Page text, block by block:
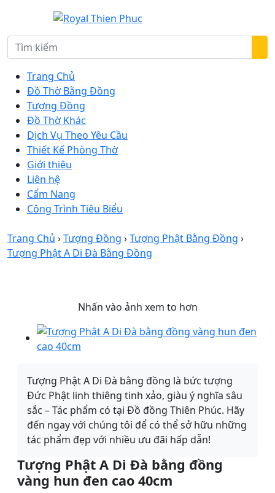
Trang Chủ
Đồ Thờ Bằng Đồng
Tượng Đồng
Đồ Thờ Khác
Dịch Vụ Theo Yêu Cầu
Thiết Kế Phòng Thờ
Giới thiệu
Liên hệ
Cẩm Nang
Công Trình Tiêu Biểu
Trang Chủ ›Tượng Đồng ›Tượng Phật Bằng Đồng ›
Tượng Phật A Di Đà Bằng Đồng
Nhấn vào ảnh xem to hơn
Tượng Phật A Di Đà bằng đồng là bức tượng
Đức Phật linh thiêng tinh xảo, giàu ý nghĩa sâu
sắc – Tác phẩm có tại Đồ đồng Thiên Phúc. Hãy
đến ngay với chúng tôi để có thể sở hữu những
tác phẩm đẹp với nhiều ưu đãi hấp dẫn!
Tượng Phật A Di Đà bằng đồng
vàng hun đen cao 40cm